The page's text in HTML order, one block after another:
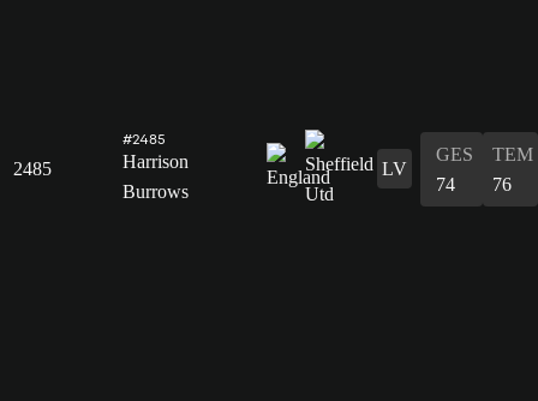
2485
#2485
Harrison
Burrows
LV
GES
74
TEM
76